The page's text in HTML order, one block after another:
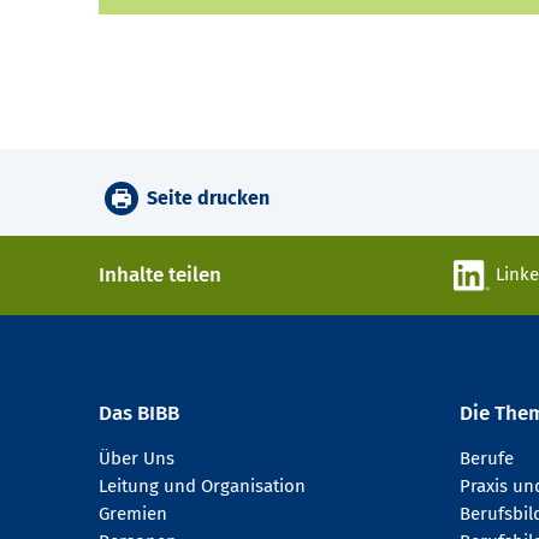
Seite drucken
Inhalte teilen
Das BIBB
Über Uns
Leitung und Organisation
Gremien
Die
Berufe
Praxis